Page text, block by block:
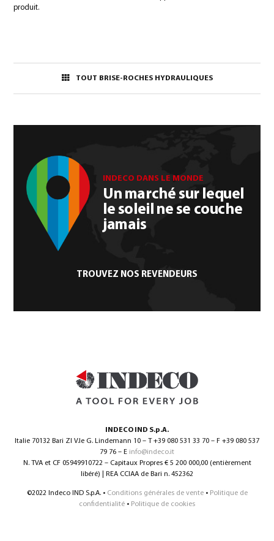
produit.
TOUT BRISE-ROCHES HYDRAULIQUES
INDECO DANS LE MONDE
Un marché sur lequel
le soleil ne se couche
jamais
TROUVEZ NOS REVENDEURS
INDECO IND S.p.A.
Italie 70132 Bari ZI V.le G. Lindemann 10 – T +39 080 531 33 70 – F +39 080 537
79 76 – E info@indeco.it
N. TVA et CF 05949910722 – Capitaux Propres € 5 200 000,00 (entièrement
libéré) | REA CCIAA de Bari n. 452362
©2022 Indeco IND S.p.A. • Conditions générales de vente• Politique de
confidentialité • Politique de cookies